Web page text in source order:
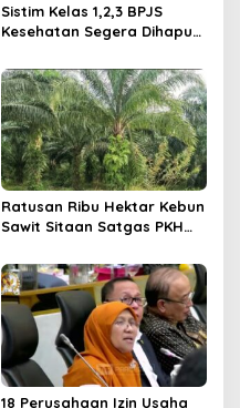
Sistim Kelas 1,2,3 BPJS
Kesehatan Segera Dihapus,
Ratusan Ribu Hektar Kebun
Sawit Sitaan Satgas PKH
18 Perusahaan Izin Usaha